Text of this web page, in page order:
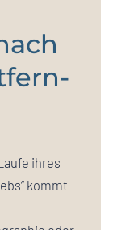
ihres
kommt